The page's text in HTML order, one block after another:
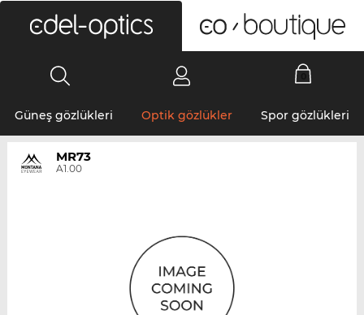
Güneş gözlükleri Optik gözlükler Spor gözlükleri
MR73
A1.00